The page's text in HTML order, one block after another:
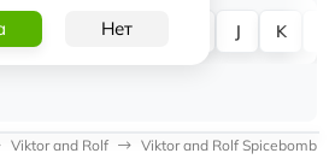
G J K
Viktor and Rolf Viktor and Rolf Spicebomb